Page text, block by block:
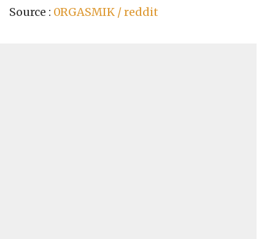
Source : 0RGASMIK / reddit